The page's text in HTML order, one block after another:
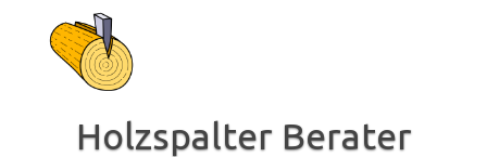
Inhalt
springen
Holzspalter Berater